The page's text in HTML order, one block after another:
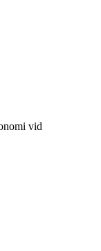
vid